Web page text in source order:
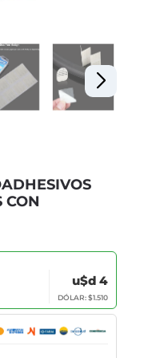
CON
u$d 4
DÓLAR: $1.510